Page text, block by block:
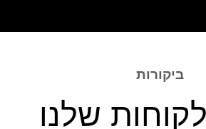
ביקורות
שלנו